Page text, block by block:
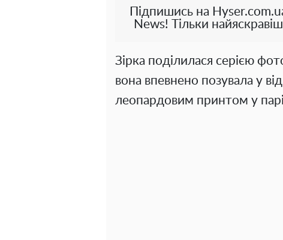
Підпишись на
News! Тільки
Зірка поділилася серією
вона впевнено позувала у
леопардовим принтом у